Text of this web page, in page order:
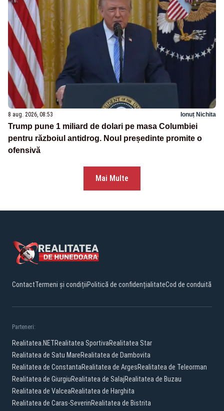
8 aug. 2026, 08:53 Ionuț Nichita
Trump pune 1 miliard de dolari pe masa Columbiei
pentru războiul antidrog. Noul președinte promite o
ofensivă
Mai Multe
ContactTermeni și condițiiPolitică de confidențialitateCod de conduită
Parteneri:
Realitatea.NETRealitatea SportivaRealitatea Star
Realitatea de Satu MareRealitatea de Dambovita
Realitatea de ConstantaRealitatea de ArgesRealitatea de Teleorman
Realitatea de GiurgiuRealitatea de SalajRealitatea de Buzau
Realitatea de ValceaRealitatea de Harghita
Realitatea de Caras-SeverinRealitatea de Bistrita